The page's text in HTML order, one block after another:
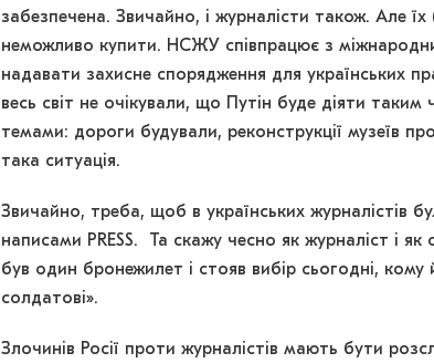
забезпечена. Звичайно, і журналісти також. Але
неможливо купити. НСЖУ співпрацює з
надавати захисне спорядження для українських
весь світ не очікували, що Путін буде діяти
темами: дороги будували, реконструкції музеїв
така ситуація.
Звичайно, треба, щоб в українських журналістів
написами PRESS. Та скажу чесно як журналіст і
був один бронежилет і стояв вибір сьогодні,
солдатові».
Злочинів Росії проти журналістів мають бути